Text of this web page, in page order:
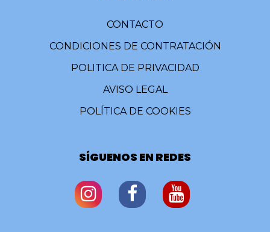
CONTACTO
CONDICIONES DE CONTRATACIÓN
POLITICA DE PRIVACIDAD
AVISO LEGAL
POLÍTICA DE COOKIES
SÍGUENOS EN REDES